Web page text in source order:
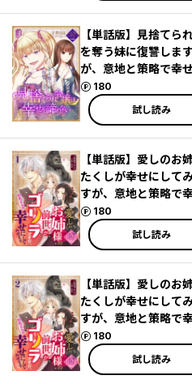
【単話版】見捨てら
を奪う妹に復讐しま
が、意地と策略で幸
180
ポイント
試し読み
【単話版】愛しのお
たくしが幸せにして
すが、意地と策略で
180
ポイント
試し読み
【単話版】愛しのお
たくしが幸せにして
すが、意地と策略で
180
ポイント
試し読み